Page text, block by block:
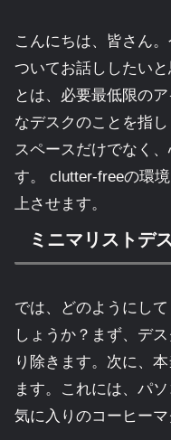
こんにちは、皆さん
ついてお話ししたい
とは、必要最低限の
なデスクのことを指
スペースだけでなく
す。 clutter-freeの環
上させます。
ミニマリストデ
では、どのようにし
しょうか？まず、デ
り除きます。次に、
ます。これには、パ
気に入りのコーヒーマ